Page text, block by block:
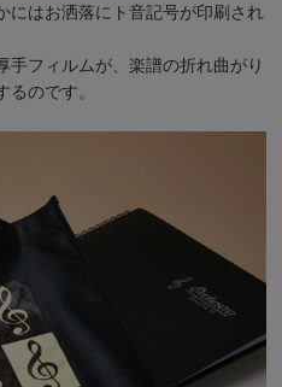
にはお洒落にト音記号が印刷され
手フィルムが、楽譜の折れ曲がり
のです。